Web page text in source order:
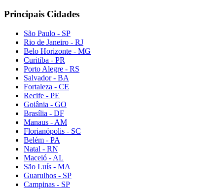
Principais Cidades
São Paulo - SP
Rio de Janeiro - RJ
Belo Horizonte - MG
Curitiba - PR
Porto Alegre - RS
Salvador - BA
Fortaleza - CE
Recife - PE
Goiânia - GO
Brasília - DF
Manaus - AM
Florianópolis - SC
Belém - PA
Natal - RN
Maceió - AL
São Luís - MA
Guarulhos - SP
Campinas - SP